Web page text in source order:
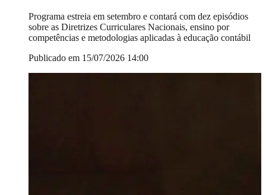
Programa estreia em setembro e contará com dez episódios
sobre as Diretrizes Curriculares Nacionais, ensino por
competências e metodologias aplicadas à educação contábil
Publicado em 15/07/2026 14:00